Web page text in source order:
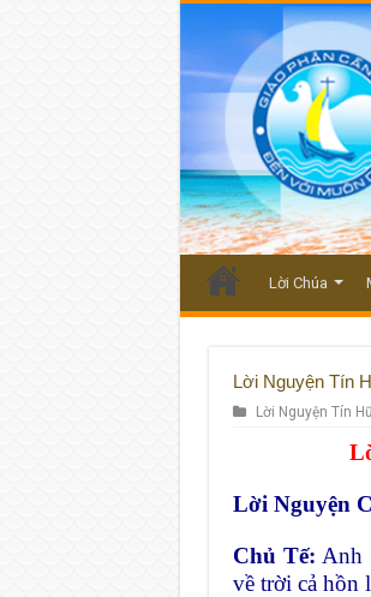
Lời Chúa
Lời Nguyện Tín
Lời Nguyện Tín
Lời Nguyện
Chủ Tế: Anh
về trời cả hồn